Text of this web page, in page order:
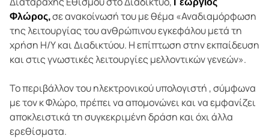
Γεώργιος
Φλώρος,σε ανακοίνωσή του με θέμα «Αναδιαμόρφωση
της λειτουργίας του ανθρώπινου εγκεφάλου μετά τη
χρήση Η/Υ και Διαδικτύου. Η επίπτωση στην εκπαίδευση
και στις γνωστικές λειτουργίες μελλοντικών γενεών».
Το περιβάλλον του ηλεκτρονικού υπολογιστή , σύμφωνα
με τον κ Φλώρο, πρέπει να απομονώνει και να εμφανίζει
αποκλειστικά τη συγκεκριμένη δράση και όχι άλλα
ερεθίσματα.